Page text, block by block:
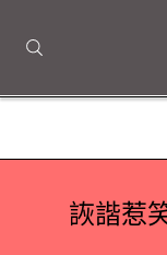
部
打開搜尋
詼諧惹